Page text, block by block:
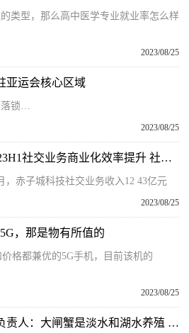
类型，那么高中医学专业就业率怎么样
2023/08/25
亚运会核心区域
落锁…
2023/08/25
赤子城科技(09911)：2023H1社交业务商业化效率提升 社交业务毛利增长超50%
，赤子城科技社交业务收入12 43亿元
2023/08/25
，那是物有所值的
格都兼优的5G手机，目前该机的
2023/08/25
大闸蟹还能吃吗？水产负责人：大闸蟹是淡水和湖水养殖 不受事件影响